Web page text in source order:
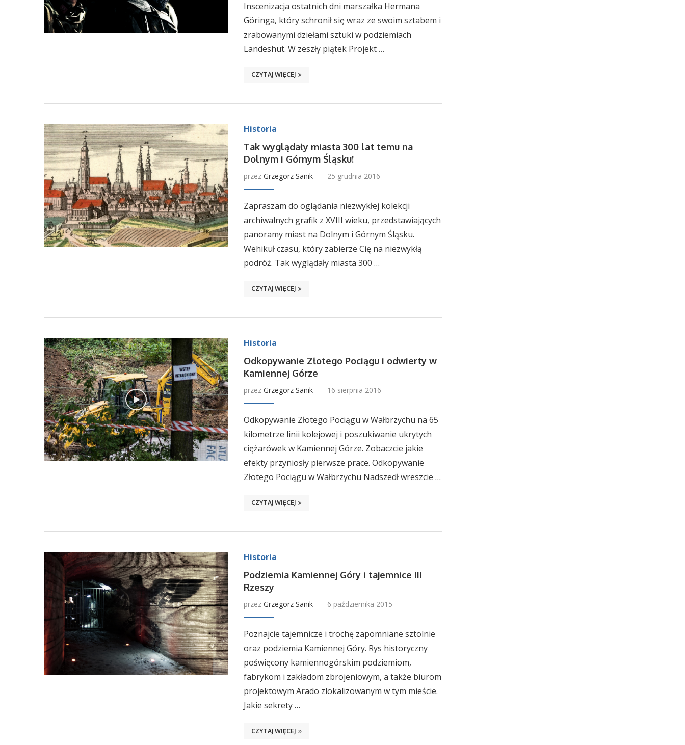
Inscenizacja ostatnich dni marszałka Hermana
Göringa, który schronił się wraz ze swoim sztabem i
zrabowanymi dziełami sztuki w podziemiach
Landeshut. W zeszły piątek Projekt …
CZYTAJ WIĘCEJ
Historia
Tak wyglądały miasta 300 lat temu na
Dolnym i Górnym Śląsku!
przez Grzegorz Sanik 25 grudnia 2016
Zapraszam do oglądania niezwykłej kolekcji
archiwalnych grafik z XVIII wieku, przedstawiających
panoramy miast na Dolnym i Górnym Śląsku.
Wehikuł czasu, który zabierze Cię na niezwykłą
podróż. Tak wyglądały miasta 300 …
CZYTAJ WIĘCEJ
Historia
Odkopywanie Złotego Pociągu i odwierty w
Kamiennej Górze
przez Grzegorz Sanik 16 sierpnia 2016
Odkopywanie Złotego Pociągu w Wałbrzychu na 65
kilometrze linii kolejowej i poszukiwanie ukrytych
ciężarówek w Kamiennej Górze. Zobaczcie jakie
efekty przyniosły pierwsze prace. Odkopywanie
Złotego Pociągu w Wałbrzychu Nadszedł wreszcie …
CZYTAJ WIĘCEJ
Historia
Podziemia Kamiennej Góry i tajemnice III
Rzeszy
przez Grzegorz Sanik 6 października 2015
Poznajcie tajemnicze i trochę zapomniane sztolnie
oraz podziemia Kamiennej Góry. Rys historyczny
poświęcony kamiennogórskim podziemiom,
fabrykom i zakładom zbrojeniowym, a także biurom
projektowym Arado zlokalizowanym w tym mieście.
Jakie sekrety …
CZYTAJ WIĘCEJ